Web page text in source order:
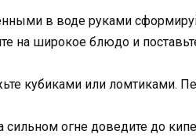
в воде руками
на широкое блюдо и
кубиками или ломтиками.
сильном огне доведите до